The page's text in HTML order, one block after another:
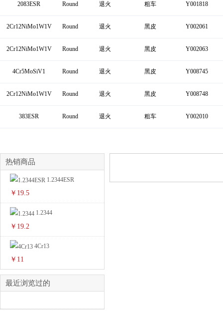
2083ESR Round 退火 粗车 Y001818
2Cr12NiMo1W1V Round 退火 黑皮 Y002061
2Cr12NiMo1W1V Round 退火 黑皮 Y002063
4Cr5MoSiV1 Round 退火 黑皮 Y008745
2Cr12NiMo1W1V Round 退火 黑皮 Y008748
383ESR Round 退火 粗车 Y002010
热销商品
1.2344ESR
￥19.5
1.2344
￥19.2
4Cr13
￥11
最近浏览过的